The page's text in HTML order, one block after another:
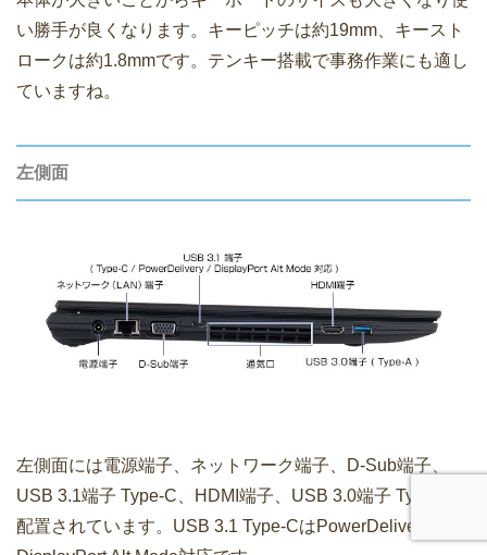
い勝手が良くなります。キーピッチは約19mm、キースト
ロークは約1.8mmです。テンキー搭載で事務作業にも適し
ていますね。
左側面
左側面には電源端子、ネットワーク端子、D-Sub端子、
USB 3.1端子 Type-C、HDMI端子、USB 3.0端子 Type-Aが
配置されています。USB 3.1 Type-CはPowerDelivery及び